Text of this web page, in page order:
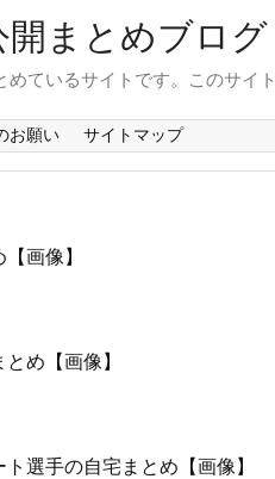
開まとめブログ
ているサイトです。このサイ
お願い サイトマップ
画像】
め【画像】
選手の自宅まとめ【画像】